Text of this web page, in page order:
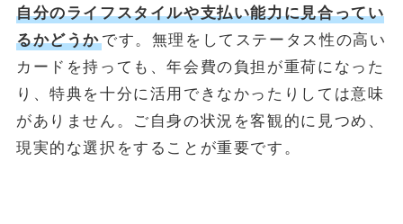
自分のライフスタイルや支払い能力に見合ってい
るかどうかです。無理をしてステータス性の高い
カードを持っても、年会費の負担が重荷になった
り、特典を十分に活用できなかったりしては意味
がありません。ご自身の状況を客観的に見つめ、
現実的な選択をすることが重要です。